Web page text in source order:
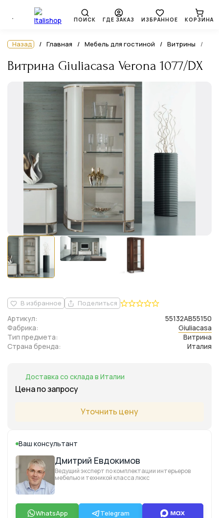
ПОИСК ГДЕ ЗАКАЗ ИЗБРАННОЕ КОРЗИНА
Назад Главная Мебель для гостиной Витрины
Витрина Giuliacasa Verona 1077/DX
В избранное Поделиться
Фабрика: Giuliacasa
Артикул:
55132AB55150
Тип предмета:
Витрина
Страна бренда:
Италия
Доставка со склада в Италии
Цена по запросу
Уточнить цену
Ваш консультант
Дмитрий Евдокимов
Ведущий эксперт по комплектации интерьеров
мебелью и техникой класса люкс
WhatsApp Telegram